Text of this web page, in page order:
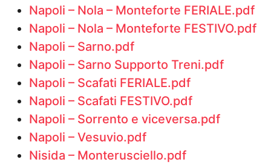
Napoli – Nola – Monteforte FERIALE.pdf
Napoli – Nola – Monteforte FESTIVO.pdf
Napoli – Sarno.pdf
Napoli – Sarno Supporto Treni.pdf
Napoli – Scafati FERIALE.pdf
Napoli – Scafati FESTIVO.pdf
Napoli – Sorrento e viceversa.pdf
Napoli – Vesuvio.pdf
Nisida – Monterusciello.pdf